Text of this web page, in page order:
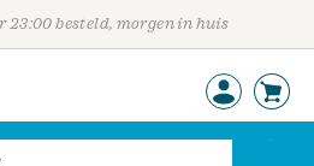
23:00 besteld, morgen in huis